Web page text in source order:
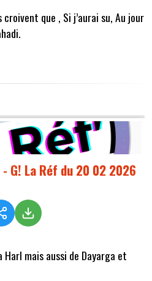
croivent que , Si j’aurai su,Au jour
G! La Réf du 20 02 2026
Harl mais aussi de Dayarga et